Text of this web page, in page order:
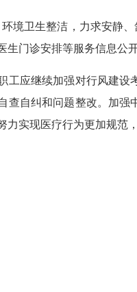
卫生整洁，力求安静、
生门诊安排等服务信息公
应继续加强对行风建设
查自纠和问题整改。加
力实现医疗行为更加规范